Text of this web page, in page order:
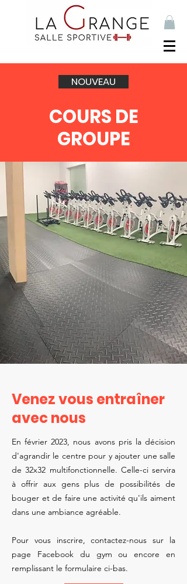
NOUVEAU
COURS DE
GROUPE
Venez vous entraîner
avec nous
En février 2023, nous avons pris la décision
d'agrandir le centre pour y ajouter une salle
de 32x32 multifonctionnelle. Celle-ci servira
à offrir aux gens plus de possibilités de
bouger et de faire une activité qu'ils aiment
dans une ambiance agréable.
Pour vous inscrire, contactez-nous sur la
page Facebook du gym ou encore en
remplissant le formulaire ci-bas.